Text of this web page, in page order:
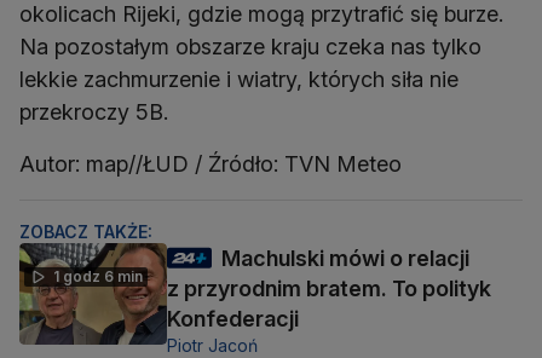
okolicach Rijeki, gdzie mogą przytrafić się burze.
Na pozostałym obszarze kraju czeka nas tylko
lekkie zachmurzenie i wiatry, których siła nie
przekroczy 5B.
Autor: map//ŁUD / Źródło: TVN Meteo
ZOBACZ TAKŻE:
1 godz 6 min
Machulski mówi o relacji
z przyrodnim bratem. To polityk
Konfederacji
Piotr Jacoń